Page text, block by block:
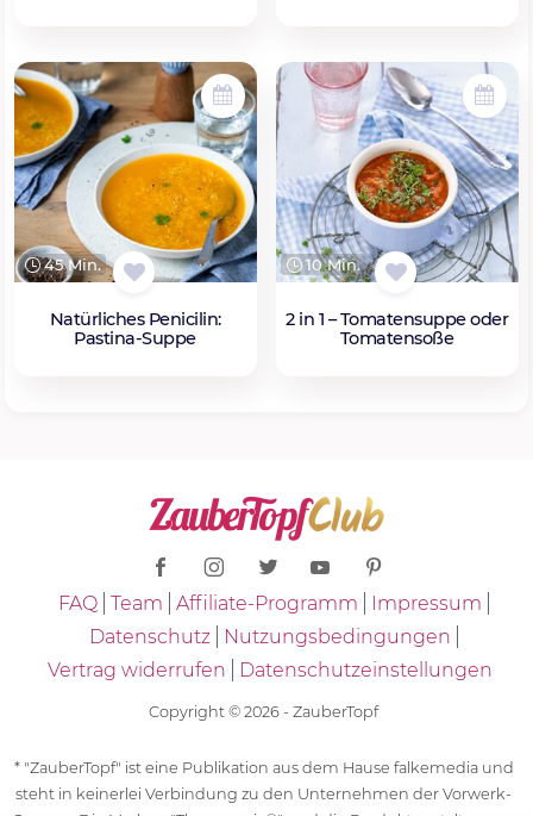
45 Min.
Natürliches Penicilin:
Pastina-Suppe
10 Min.
2 in 1 – Tomatensuppe oder
Tomatensoße
FAQ Team Affiliate-Programm
Impressum
Datenschutz
Nutzungsbedingungen
Vertrag widerrufen
Datenschutzeinstellungen
Copyright © 2026 - ZauberTopf
* "ZauberTopf" ist eine Publikation aus dem Hause falkemedia und
steht in keinerlei Verbindung zu den Unternehmen der Vorwerk-